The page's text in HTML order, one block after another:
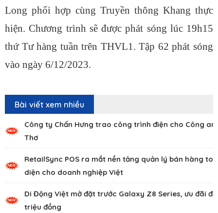
Long phối hợp cùng Truyền thông Khang thực
hiện. Chương trình sẽ được phát sóng lúc 19h15
thứ Tư hàng tuần trên THVL1. Tập 62 phát sóng
vào ngày 6/12/2023.
Bài viết xem nhiều
Công ty Chấn Hưng trao công trình điện cho Công an
Thơ
RetailSync POS ra mắt nền tảng quản lý bán hàng
diện cho doanh nghiệp Việt
Di Động Việt mở đặt trước Galaxy Z8 Series, ưu đãi
triệu đồng